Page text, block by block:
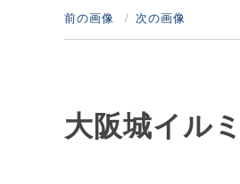
前の画像 次の画像
大阪城イル